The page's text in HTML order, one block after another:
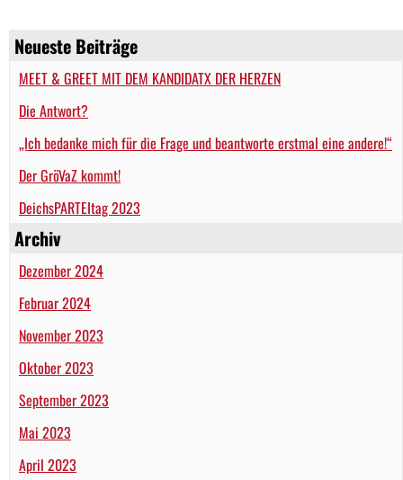
Neueste Beiträge
MEET & GREET MIT DEM KANDIDATX DER HERZEN
Die Antwort?
„Ich bedanke mich für die Frage und beantworte erstmal eine andere!“
Der GröVaZ kommt!
DeichsPARTEItag 2023
Archiv
Dezember 2024
Februar 2024
November 2023
Oktober 2023
September 2023
Mai 2023
April 2023